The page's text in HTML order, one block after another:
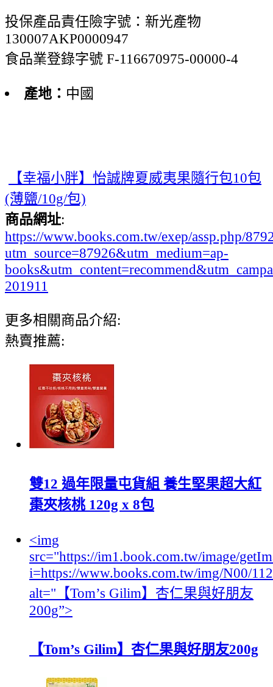
投保產品責任險字號：新光產物
130007AKP0000947
食品業登錄字號 F-116670975-00000-4
產地： 中國
【幸福小胖】怡誠牌夏威夷果隨行包10包
(薄鹽/10g/包)
商品網址:
https://www.books.com.tw/exep/assp.php/
utm_source=87926&utm_medium=ap-
201911
更多相關商品介紹:
熱賣推薦:
雙12 過年限量屯貨組 養生堅果超大紅
棗夾核桃 120g x 8包
<img
src="https://im1.book.com.tw/image/
i=https://www.books.com.tw/img/N00/
alt="【Tom’s Gilim】杏仁果與好朋友
200g”>
【Tom’s Gilim】杏仁果與好朋友200g